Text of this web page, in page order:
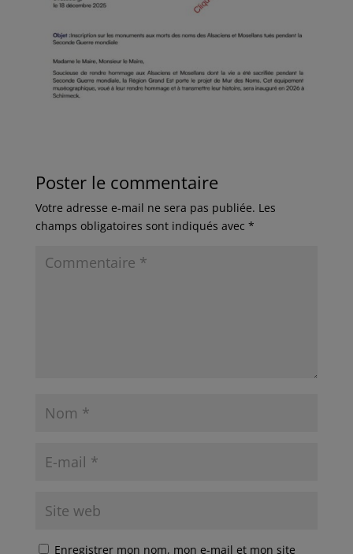
Poster le commentaire
Votre adresse e-mail ne sera pas publiée. Les
champs obligatoires sont indiqués avec *
Enregistrer mon nom, mon e-mail et mon site